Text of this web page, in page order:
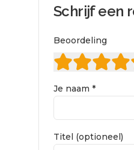
Schrijf een
Beoordeling
Je naam *
Titel (optioneel)